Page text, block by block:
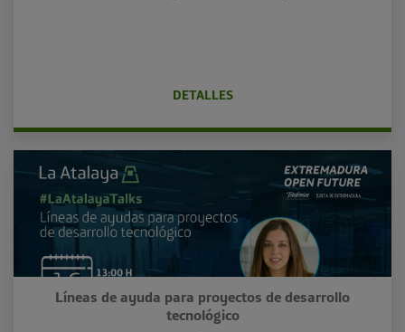
DETALLES
Líneas de ayuda para proyectos de desarrollo
tecnológico